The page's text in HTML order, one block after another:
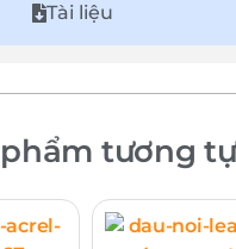
Tài liệu
phẩm tương